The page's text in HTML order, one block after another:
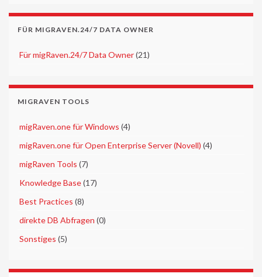
FÜR MIGRAVEN.24/7 DATA OWNER
Für migRaven.24/7 Data Owner(21)
MIGRAVEN TOOLS
migRaven.one für Windows (4)
migRaven.one für Open Enterprise Server (Novell) (4)
migRaven Tools (7)
Knowledge Base(17)
Best Practices (8)
direkte DB Abfragen (0)
Sonstiges (5)